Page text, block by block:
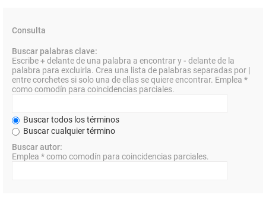
Consulta
Buscar palabras clave:
Escribe+delante de una palabra a encontrar y- delante de la
palabra para excluirla. Crea una lista de palabras separadas por |
entre corchetes si solo una de ellas se quiere encontrar. Emplea *
como comodín para coincidencias parciales.
Buscar todos los términos
Buscar cualquier término
Buscar autor:
Emplea * como comodín para coincidencias parciales.